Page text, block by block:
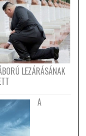
LEZÁRÁSÁNAK
A